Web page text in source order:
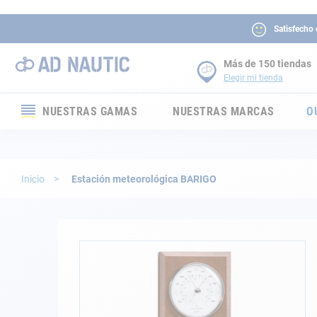
Satisfecho
Más de 150 tiendas
Elegir mi tienda
NUESTRAS GAMAS
Electricidad
NUESTRAS MARCAS
Inicio Estación meteorológica BARIGO